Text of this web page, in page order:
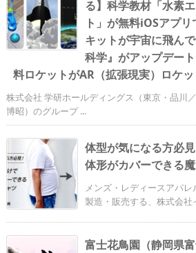
る】科学教材「水素
ト」が無料iOSアプリ
キットが宇宙に飛ん
科学』がアップデー
料ロケットがAR（拡張現実）ロケッ
株式会社 学研ホールディングス（東京・品川
博昭）のグループ ...
体型が気になる方必
体形がカバーできる
メンズ・レディースアパレ
製造・販売する、株式会社
富士花鳥園（静岡県